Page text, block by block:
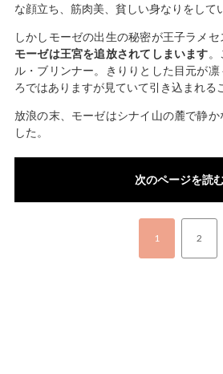
な顔立ち、筋肉美、貧しい身なりをして
しかしモーゼの出生の秘密が王子ラメセ
モーゼは王宮を追放されてしまいます
ル・ブリンナー。きりりとした目元が
ろではありますが見ていて引き込まれる
放浪の末、モーゼはシナイ山の麓で静
した。
次のページを読
1 2